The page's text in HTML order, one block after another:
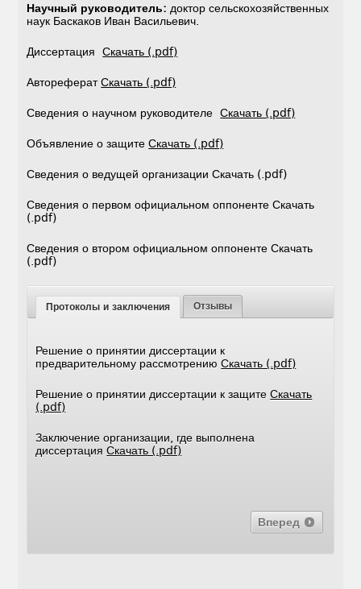
Научный руководитель: доктор сельскохозяйственных
наук Баскаков Иван Васильевич.
ДиссертацияСкачать (.pdf)
АвторефератСкачать (.pdf)
Сведения о научном руководителеСкачать (.pdf)
Объявление о защитеСкачать (.pdf)
Сведения о ведущей организации Скачать (.pdf)
Сведения о первом официальном оппоненте Скачать
(.pdf)
Сведения о втором официальном оппоненте Скачать
(.pdf)
Протоколы и заключения Отзывы
Решение о принятии диссертации к
предварительному рассмотрениюСкачать (.pdf)
Решение о принятии диссертации к защитеСкачать
(.pdf)
Заключение организации, где выполнена
диссертацияСкачать (.pdf)
Вперед